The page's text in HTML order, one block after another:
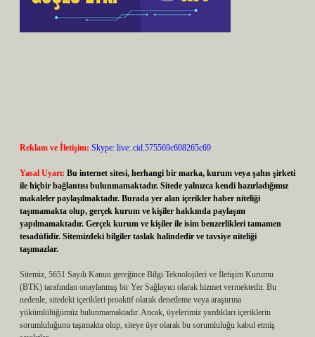
Reklam ve İletişim: Skype: live:.cid.575569c608265c69
Yasal Uyarı: Bu internet sitesi, herhangi bir marka, kurum veya şahıs şirketi
ile hiçbir bağlantısı bulunmamaktadır. Sitede yalnızca kendi hazırladığımız
makaleler paylaşılmaktadır. Burada yer alan içerikler haber niteliği
taşımamakta olup, gerçek kurum ve kişiler hakkında paylaşım
yapılmamaktadır. Gerçek kurum ve kişiler ile isim benzerlikleri tamamen
tesadüfidir. Sitemizdeki bilgiler taslak halindedir ve tavsiye niteliği
taşımazlar.
Sitemiz, 5651 Sayılı Kanun gereğince Bilgi Teknolojileri ve İletişim Kurumu
(BTK) tarafından onaylanmış bir Yer Sağlayıcı olarak hizmet vermektedir. Bu
nedenle, sitedeki içerikleri proaktif olarak denetleme veya araştırma
yükümlülüğümüz bulunmamaktadır. Ancak, üyelerimiz yazdıkları içeriklerin
sorumluluğunu taşımakta olup, siteye üye olarak bu sorumluluğu kabul etmiş